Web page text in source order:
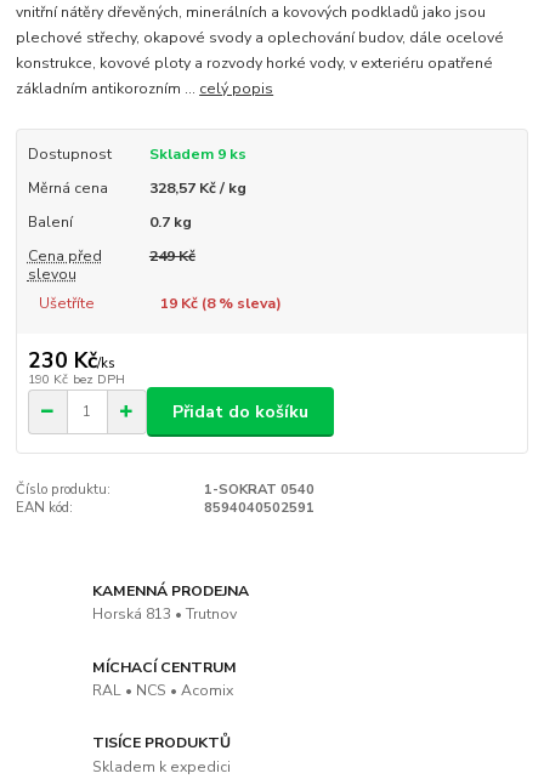
vnitřní nátěry dřevěných, minerálních a kovových podkladů jako jsou
plechové střechy, okapové svody a oplechování budov, dále ocelové
konstrukce, kovové ploty a rozvody horké vody, v exteriéru opatřené
základním antikorozním ... celý popis
Dostupnost
Skladem 9 ks
Měrná cena
328,57 Kč / kg
Balení
0.7 kg
Cena před
slevou
249 Kč
Ušetříte 19 Kč (8% sleva)
230 Kč/ks
190 Kč bez DPH
Přidat do košíku
Číslo produktu:
1-SOKRAT 0540
EAN kód:
8594040502591
KAMENNÁ PRODEJNA
Horská 813 • Trutnov
MÍCHACÍ CENTRUM
RAL • NCS • Acomix
TISÍCE PRODUKTŮ
Skladem k expedici